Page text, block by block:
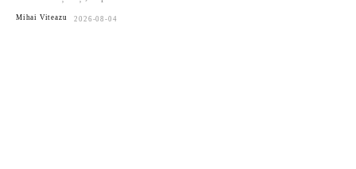
Mihai Viteazu 2026-08-04